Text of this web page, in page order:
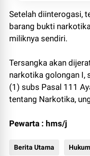
Setelah diinterogasi,
barang bukti
miliknya sendiri.
Tersangka akan
narkotika golongan I,
(1) subs Pasal 111
tentang Narkotika,
Pewarta : hms/j
Berita Utama Hukum